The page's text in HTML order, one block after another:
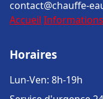
contact@chauffe-
Accueil Informations
Horaires
Lun-Ven: 8h-19h